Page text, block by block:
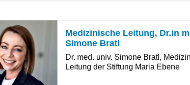
Medizinische Leitung, Dr.in
Simone Bratl
Dr. med. univ. Simone Bratl,
Leitung der Stiftung Maria Ebene